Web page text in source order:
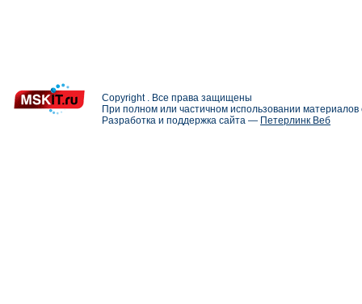
Copyright . Все права защищены
При полном или частичном использовании
Разработка и поддержка сайта — Петерлинк Веб